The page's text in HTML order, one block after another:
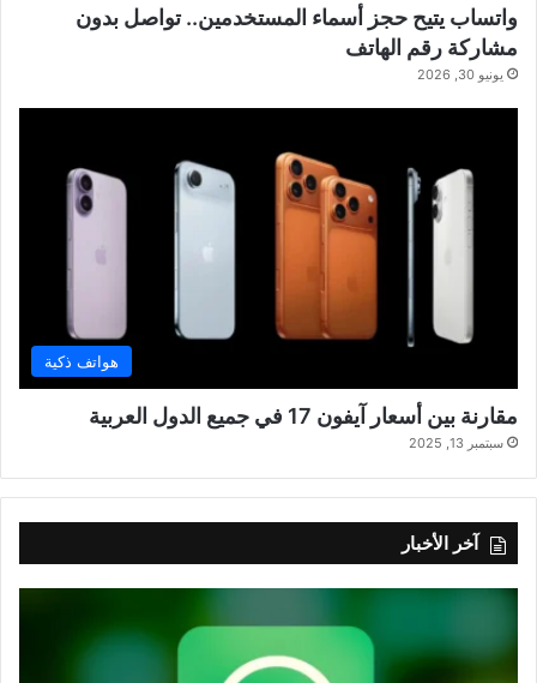
واتساب يتيح حجز أسماء المستخدمين.. تواصل بدون
مشاركة رقم الهاتف
يونيو 30, 2026
هواتف ذكية
مقارنة بين أسعار آيفون 17 في جميع الدول العربية
سبتمبر 13, 2025
آخر الأخبار